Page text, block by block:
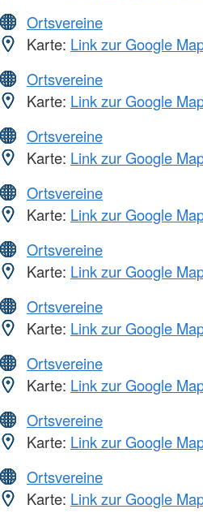
Ortsvereine
Karte: Link zur Google
Ortsvereine
Karte: Link zur Google
Ortsvereine
Karte: Link zur Google
Ortsvereine
Karte: Link zur Google
Ortsvereine
Karte: Link zur Google
Ortsvereine
Karte: Link zur Google
Ortsvereine
Karte: Link zur Google
Ortsvereine
Karte: Link zur Google
Ortsvereine
Karte: Link zur Google